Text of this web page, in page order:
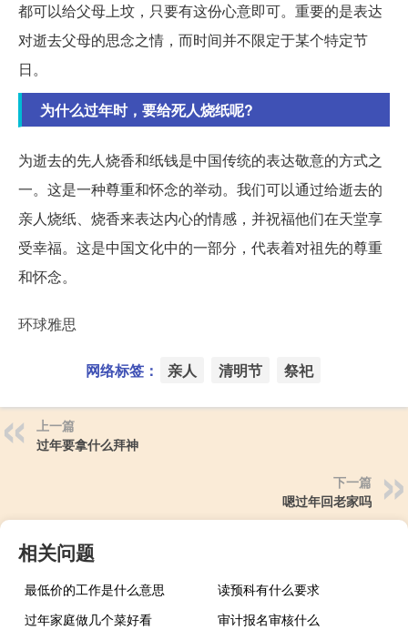
都可以给父母上坟，只要有这份心意即可。重要的是表达
对逝去父母的思念之情，而时间并不限定于某个特定节
日。
为什么过年时，要给死人烧纸呢?
为逝去的先人烧香和纸钱是中国传统的表达敬意的方式之
一。这是一种尊重和怀念的举动。我们可以通过给逝去的
亲人烧纸、烧香来表达内心的情感，并祝福他们在天堂享
受幸福。这是中国文化中的一部分，代表着对祖先的尊重
和怀念。
环球雅思
网络标签： 亲人 清明节 祭祀
上一篇
过年要拿什么拜神
下一篇
嗯过年回老家吗
相关问题
最低价的工作是什么意思
读预科有什么要求
过年家庭做几个菜好看
审计报名审核什么